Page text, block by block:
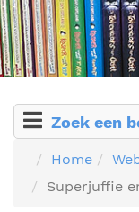
Zoek een
Home
Superjuffie